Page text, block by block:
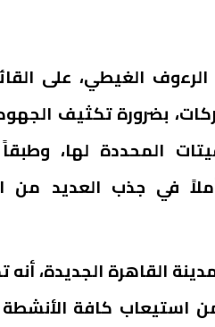
الغيطي، على
بضرورة تكثيف الجهود
المحددة لها، وطبقاً
أملاً في جذب العديد من
القاهرة الجديدة،
استيعاب كافة